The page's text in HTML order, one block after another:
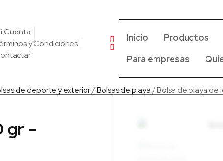
Cuenta
y Condiciones
Inicio Productos
Para empresas
de deporte y exterior/Bolsas de playa/ Bolsa de playa de
gr –